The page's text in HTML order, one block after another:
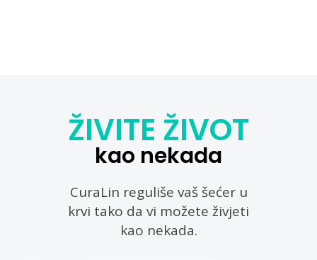
ŽIVITE ŽIVOT
kao nekada
CuraLin reguliše vaš šećer u
krvi tako da vi možete živjeti
kao nekada.